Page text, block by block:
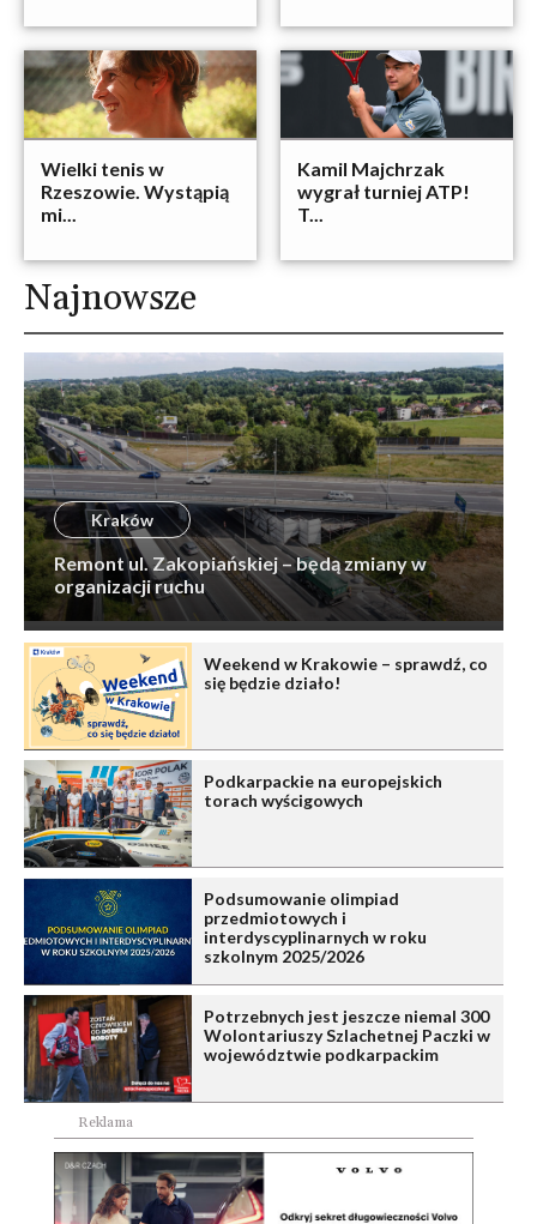
Wielki tenis w
Rzeszowie. Wystąpią
mi...
Kamil Majchrzak
wygrał turniej ATP!
T...
Najnowsze
Kraków
Remont ul. Zakopiańskiej – będą zmiany w
organizacji ruchu
Weekend w Krakowie – sprawdź, co
się będzie działo!
Podkarpackie na europejskich
torach wyścigowych
Podsumowanie olimpiad
przedmiotowych i
interdyscyplinarnych w roku
szkolnym 2025/2026
Potrzebnych jest jeszcze niemal 300
Wolontariuszy Szlachetnej Paczki w
województwie podkarpackim
Reklama